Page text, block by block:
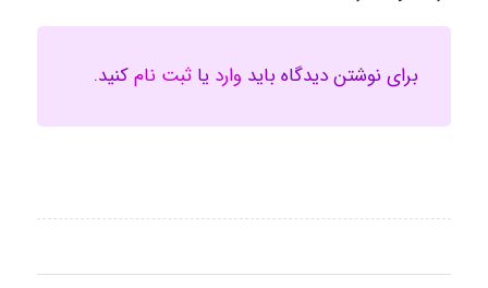
برای نوشتن دیدگاه باید وارد یا ثبت نامکنید.